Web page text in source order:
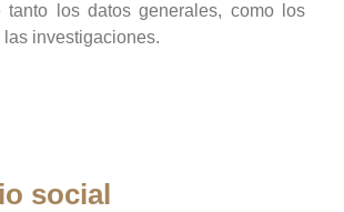
tanto los datos generales, como los
investigaciones.
social